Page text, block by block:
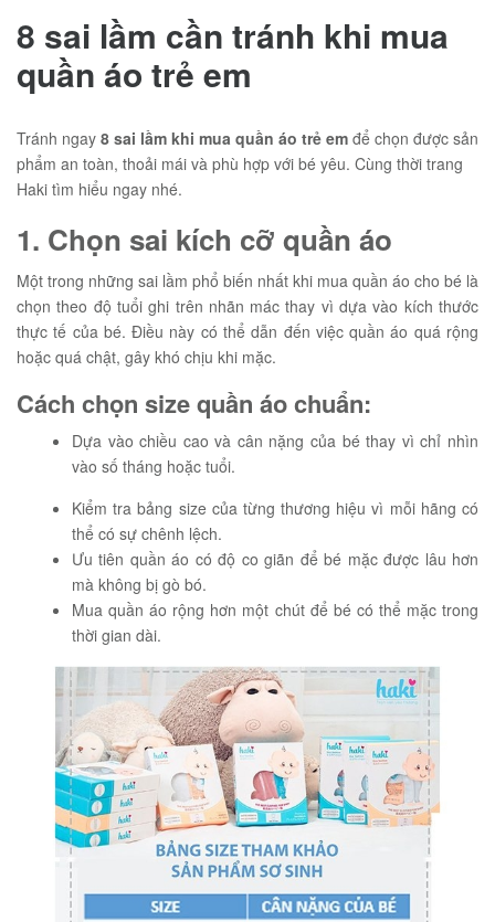
8 sai lầm cần tránh khi mua
quần áo trẻ em
Tránh ngay 8 sai lầm khi mua quần áo trẻ em để chọn được sản
phẩm an toàn, thoải mái và phù hợp với bé yêu. Cùng thời trang
Haki tìm hiểu ngay nhé.
1. Chọn sai kích cỡ quần áo
Một trong những sai lầm phổ biến nhất khi mua quần áo cho bé là
chọn theo độ tuổi ghi trên nhãn mác thay vì dựa vào kích thước
thực tế của bé. Điều này có thể dẫn đến việc quần áo quá rộng
hoặc quá chật, gây khó chịu khi mặc.
Cách chọn size quần áo chuẩn:
Dựa vào chiều cao và cân nặng của bé thay vì chỉ nhìn
vào số tháng hoặc tuổi.
Kiểm tra bảng size của từng thương hiệu vì mỗi hãng có
thể có sự chênh lệch.
Ưu tiên quần áo có độ co giãn để bé mặc được lâu hơn
mà không bị gò bó.
Mua quần áo rộng hơn một chút để bé có thể mặc trong
thời gian dài.